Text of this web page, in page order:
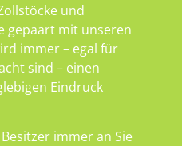
und
gepaart mit unseren
immer – egal für
sind – einen
Eindruck
immer an Sie